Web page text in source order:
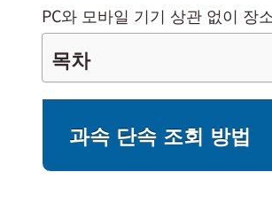
PC와 모바일 기기 상관 없이 장
목차
과속 단속 조회 방법